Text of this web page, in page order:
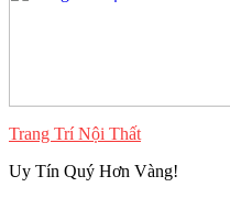
Trang Trí Nội Thất
Uy Tín Quý Hơn Vàng!